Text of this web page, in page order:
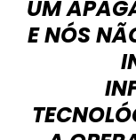
UM
E NÓS